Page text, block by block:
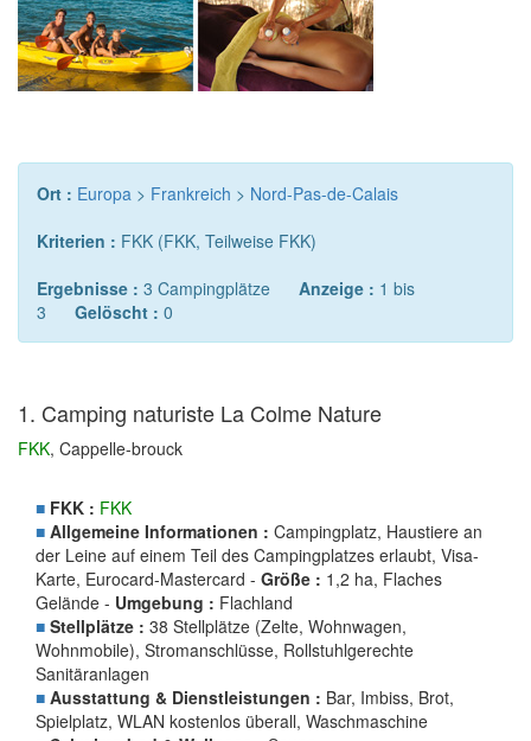
Ort : Europa > Frankreich > Nord-Pas-de-Calais
Kriterien : FKK (FKK, Teilweise FKK)
Ergebnisse : 3 Campingplätze Anzeige : 1 bis
3 Gelöscht : 0
1. Camping naturiste La Colme Nature
FKK, Cappelle-brouck
■ FKK : FKK
■ Allgemeine Informationen : Campingplatz, Haustiere an
der Leine auf einem Teil des Campingplatzes erlaubt, Visa-
Karte, Eurocard-Mastercard - Größe : 1,2 ha, Flaches
Gelände - Umgebung : Flachland
■ Stellplätze : 38 Stellplätze (Zelte, Wohnwagen,
Wohnmobile), Stromanschlüsse, Rollstuhlgerechte
Sanitäranlagen
■ Ausstattung & Dienstleistungen : Bar, Imbiss, Brot,
Spielplatz, WLAN kostenlos überall, Waschmaschine